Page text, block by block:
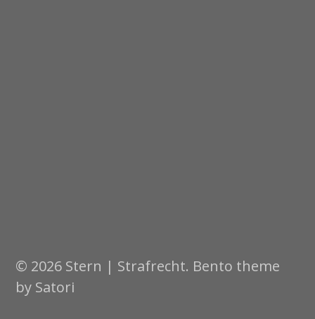
© 2026 Stern | Strafrecht. Bento theme
by Satori